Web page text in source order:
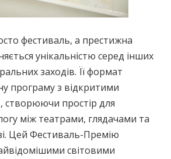
фестиваль, а престижна
унікальністю серед інших
заходів. Її формат
програму з відкритими
створюючи простір для
між театрами, глядачами та
Цей Фестиваль-Премію
світовими